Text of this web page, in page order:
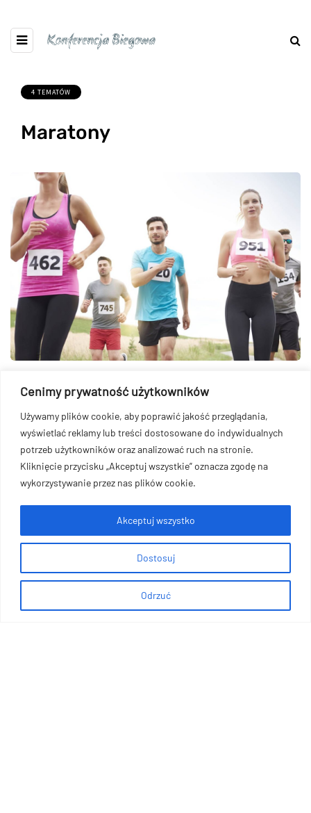
Cenimy prywatność użytkowników
Używamy plików cookie, aby poprawić jakość przeglądania,
wyświetlać reklamy lub treści dostosowane do indywidualnych
potrzeb użytkowników oraz analizować ruch na stronie.
Kliknięcie przycisku „Akceptuj wszystkie” oznacza zgodę na
wykorzystywanie przez nas plików cookie.
Dostosuj
Odrzuć
Akceptuj wszystko
4 TEMATÓW
Maratony
2026-06-04
Jak przebiec pierwszy
maraton?
Przebiegnięcie pierwszego maratonu stanowi znaczące
wyzwanie, wymagające kompleksowego i starannego
przygotowania. Klucz do sukcesu leży w holistycznym
podejściu, obejmującym zarówno aspekty fizyczne, jak i
mentalne. Główne cele to nie tylko samo ukończenie biegu i
osiągnięcie satysfakcjonującego rezultatu, lecz także
skuteczne unikanie kontuzji oraz utrzymanie